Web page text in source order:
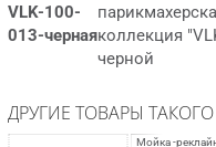
VLK-100-
013-чернаяколлекция
черной
ДРУГИЕ ТОВАРЫ